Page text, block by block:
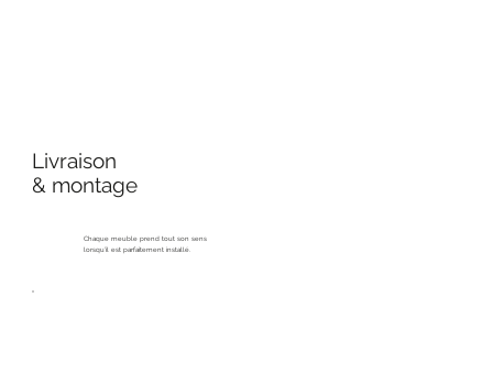
Livraison
& montage
Chaque meuble prend tout son sens
lorsqu’il est parfaitement installé.